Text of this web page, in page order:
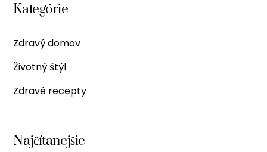
Kategórie
Zdravý domov
Životný štýl
Zdravé recepty
Najčítanejšie